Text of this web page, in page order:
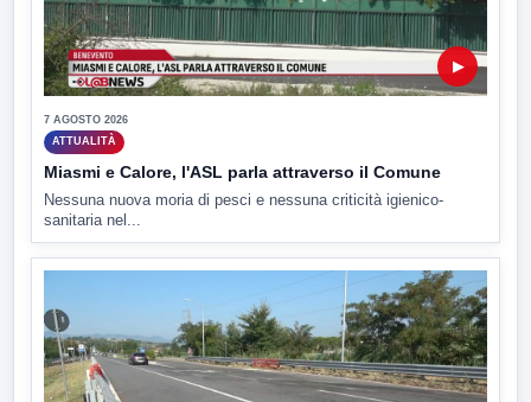
▶
7 AGOSTO 2026
ATTUALITÀ
Miasmi e Calore, l'ASL parla attraverso il Comune
Nessuna nuova moria di pesci e nessuna criticità igienico-
sanitaria nel...